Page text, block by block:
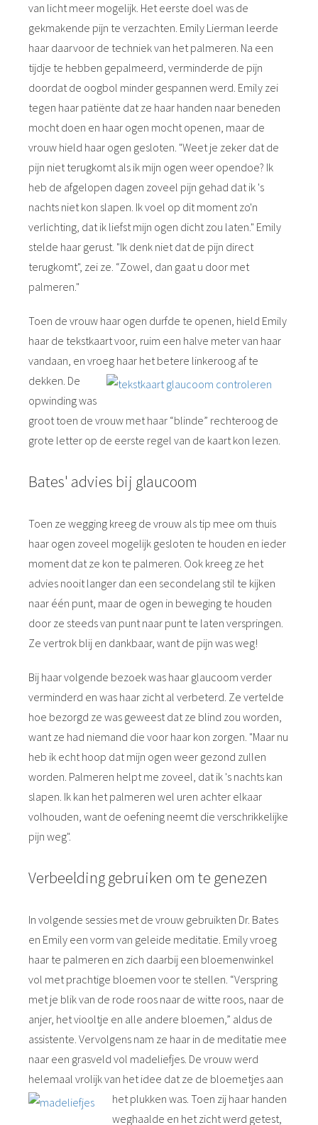
van licht meer mogelijk. Het eerste doel was de
gekmakende pijn te verzachten. Emily Lierman leerde
haar daarvoor de techniek van het palmeren. Na een
tijdje te hebben gepalmeerd, verminderde de pijn
doordat de oogbol minder gespannen werd. Emily zei
tegen haar patiënte dat ze haar handen naar beneden
mocht doen en haar ogen mocht openen, maar de
vrouw hield haar ogen gesloten. "Weet je zeker dat de
pijn niet terugkomt als ik mijn ogen weer opendoe? Ik
heb de afgelopen dagen zoveel pijn gehad dat ik 's
nachts niet kon slapen. Ik voel op dit moment zo'n
verlichting, dat ik liefst mijn ogen dicht zou laten." Emily
stelde haar gerust. "Ik denk niet dat de pijn direct
terugkomt", zei ze. “Zowel, dan gaat u door met
palmeren."
Toen de vrouw haar ogen durfde te openen, hield Emily
haar de tekstkaart voor, ruim een halve meter van haar
vandaan, en vroeg haar het betere linkeroog af te
dekken. De
opwinding was
groot toen de vrouw met haar “blinde” rechteroog de
grote letter op de eerste regel van de kaart kon lezen.
Bates' advies bij glaucoom
Toen ze wegging kreeg de vrouw als tip mee om thuis
haar ogen zoveel mogelijk gesloten te houden en ieder
moment dat ze kon te palmeren. Ook kreeg ze het
advies nooit langer dan een secondelang stil te kijken
naar één punt, maar de ogen in beweging te houden
door ze steeds van punt naar punt te laten verspringen.
Ze vertrok blij en dankbaar, want de pijn was weg!
Bij haar volgende bezoek was haar glaucoom verder
verminderd en was haar zicht al verbeterd. Ze vertelde
hoe bezorgd ze was geweest dat ze blind zou worden,
want ze had niemand die voor haar kon zorgen. "Maar nu
heb ik echt hoop dat mijn ogen weer gezond zullen
worden. Palmeren helpt me zoveel, dat ik 's nachts kan
slapen. Ik kan het palmeren wel uren achter elkaar
volhouden, want de oefening neemt die verschrikkelijke
pijn weg".
Verbeelding gebruiken om te genezen
In volgende sessies met de vrouw gebruikten Dr. Bates
en Emily een vorm van geleide meditatie. Emily vroeg
haar te palmeren en zich daarbij een bloemenwinkel
vol met prachtige bloemen voor te stellen. “Verspring
met je blik van de rode roos naar de witte roos, naar de
anjer, het viooltje en alle andere bloemen,” aldus de
assistente. Vervolgens nam ze haar in de meditatie mee
naar een grasveld vol madeliefjes. De vrouw werd
helemaal vrolijk van het idee dat ze de bloemetjes aan
het plukken was. Toen zij haar handen
weghaalde en het zicht werd getest,